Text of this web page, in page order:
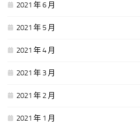
2021 年 6 月
2021 年 5 月
2021 年 4 月
2021 年 3 月
2021 年 2 月
2021 年 1 月